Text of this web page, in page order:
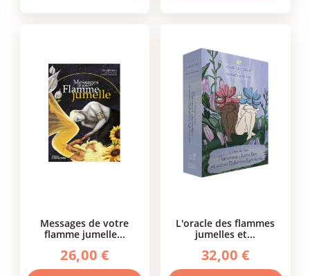
messages de votre
flamme jumelle...
26,00 €
l'oracle des flammes
jumelles et...
32,00 €